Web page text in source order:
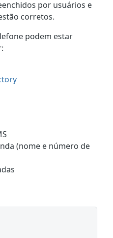
por usuários e
corretos.
podem estar
(nome e número de